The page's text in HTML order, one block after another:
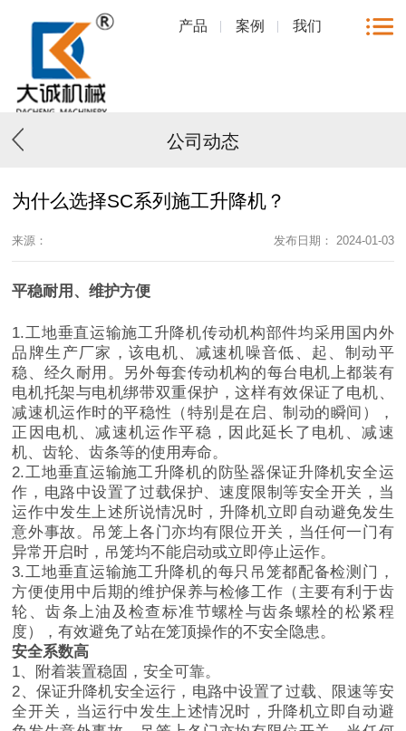
产品 案例 我们
公司动态
为什么选择SC系列施工升降机？
来源： 发布日期： 2024-01-03
平稳耐用、维护方便
1.工地垂直运输施工升降机传动机构部件均采用国内外
品牌生产厂家，该电机、减速机噪音低、起、制动平
稳、经久耐用。另外每套传动机构的每台电机上都装有
电机托架与电机绑带双重保护，这样有效保证了电机、
减速机运作时的平稳性（特别是在启、制动的瞬间），
正因电机、减速机运作平稳，因此延长了电机、减速
机、齿轮、齿条等的使用寿命。
2.工地垂直运输施工升降机的防坠器保证升降机安全运
作，电路中设置了过载保护、速度限制等安全开关，当
运作中发生上述所说情况时，升降机立即自动避免发生
意外事故。吊笼上各门亦均有限位开关，当任何一门有
异常开启时，吊笼均不能启动或立即停止运作。
3.工地垂直运输施工升降机的每只吊笼都配备检测门，
方便使用中后期的维护保养与检修工作（主要有利于齿
轮、齿条上油及检查标准节螺栓与齿条螺栓的松紧程
度），有效避免了站在笼顶操作的不安全隐患。
安全系数高
1、附着装置稳固，安全可靠。
2、保证升降机安全运行，电路中设置了过载、限速等安
全开关，当运行中发生上述情况时，升降机立即自动避